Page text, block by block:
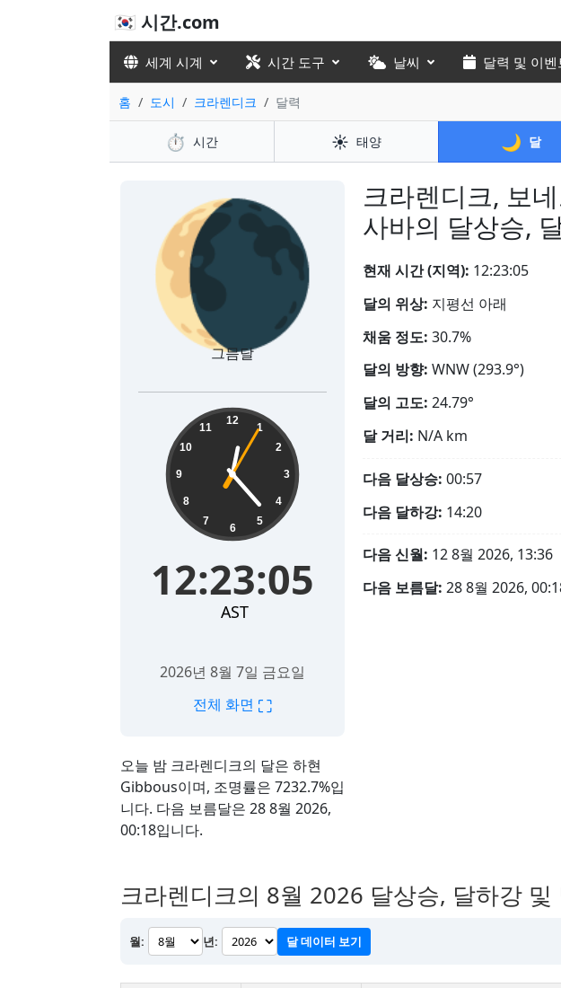
🇰🇷 시간.com
세계 시계 시간 도구 날씨 달력 및 이벤
홈 도시 크라렌디크 달력
⏱️ 시간 ☀️ 태양 🌙 달
크라렌디크, 보
사바의 달상승,
오늘 밤 크라렌디크의 달은 하현
Gibbous이며, 조명률은 7232.7%입
니다. 다음 보름달은 28 8월 2026,
00:18입니다.
🌘
그믐달
12:23:06 12
1
2
3
4
5
6
7
8
9
10
11
12:23:06
AST
2026년 8월 7일 금요일
전체 화면 ⛶
현재 시간 (지역): 12:23:06
달의 위상: 지평선 아래
채움 정도: 30.7%
달의 방향: WNW (293.9°)
달의 고도: 24.79°
달 거리: N/A km
다음 달상승: 00:57
다음 달하강: 14:20
다음 신월: 12 8월 2026, 13:36
다음 보름달: 28 8월 2026,
크라렌디크의 8월 2026 달상승, 달하강 및
월: 년: 달 데이터 보기